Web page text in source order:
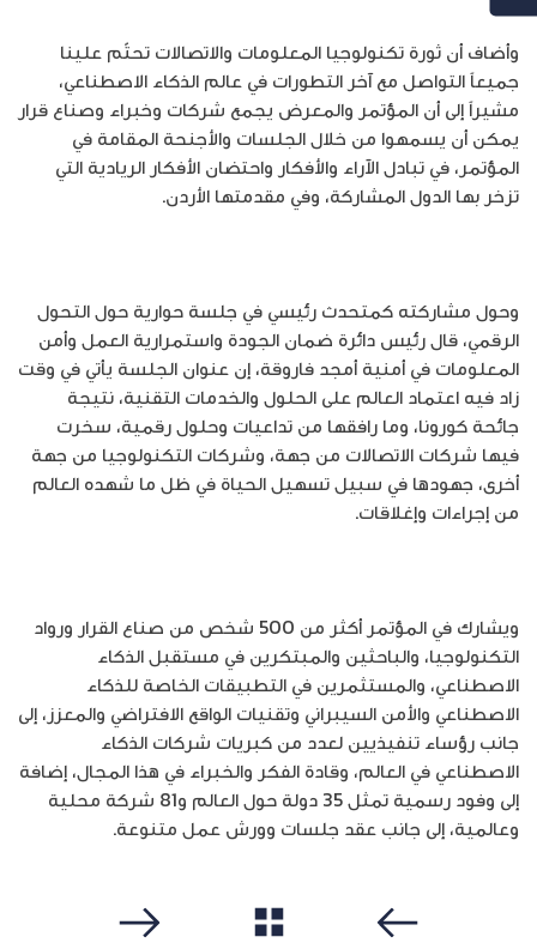
وأضاف أن ثورة تكنولوجيا المعلومات والاتصالات تحتّم علينا
جميعاً التواصل مع آخر التطورات في عالم الذكاء الاصطناعي،
مشيراً إلى أن المؤتمر والمعرض يجمع شركات وخبراء وصناع قرار
يمكن أن يسمهوا من خلال الجلسات والأجنحة المقامة في
المؤتمر، في تبادل الآراء والأفكار واحتضان الأفكار الريادية التي
تزخر بها الدول المشاركة، وفي مقدمتها الأردن.
وحول مشاركته كمتحدث رئيسي في جلسة حوارية حول التحول
الرقمي، قال رئيس دائرة ضمان الجودة واستمرارية العمل وأمن
المعلومات في أمنية أمجد فاروقة، إن عنوان الجلسة يأتي في وقت
زاد فيه اعتماد العالم على الحلول والخدمات التقنية، نتيجة
جائحة كورونا، وما رافقها من تداعيات وحلول رقمية، سخرت
فيها شركات الاتصالات من جهة، وشركات التكنولوجيا من جهة
أخرى، جهودها في سبيل تسهيل الحياة في ظل ما شهده العالم
من إجراءات وإغلاقات.
ويشارك في المؤتمر أكثر من 500 شخص من صناع القرار ورواد
التكنولوجيا، والباحثين والمبتكرين في مستقبل الذكاء
الاصطناعي، والمستثمرين في التطبيقات الخاصة للذكاء
الاصطناعي والأمن السيبراني وتقنيات الواقع الافتراضي والمعزز، إلى
جانب رؤساء تنفيذيين لعدد من كبريات شركات الذكاء
الاصطناعي في العالم، وقادة الفكر والخبراء في هذا المجال، إضافة
إلى وفود رسمية تمثل 35 دولة حول العالم و81 شركة محلية
وعالمية، إلى جانب عقد جلسات وورش عمل متنوعة.